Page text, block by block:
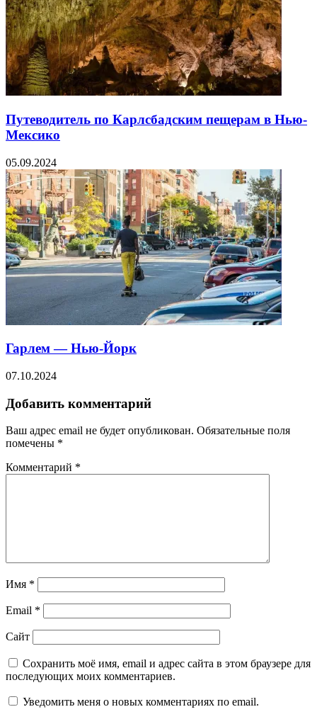
Путеводитель по Карлсбадским пещерам в Нью-
Мексико
05.09.2024
Гарлем — Нью-Йорк
07.10.2024
Добавить комментарий
Ваш адрес email не будет опубликован. Обязательные поля
помечены *
Комментарий *
Имя *
Email *
Сайт
Сохранить моё имя, email и адрес сайта в этом браузере для
последующих моих комментариев.
Уведомить меня о новых комментариях по email.